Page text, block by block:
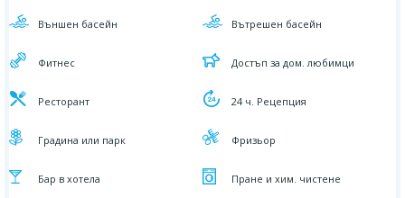
Външен басейн Вътрешен басейн
Фитнес Достъп за дом. любимци
Ресторант 24 ч. Рецепция
Градина или парк Фризьор
Бар в хотела Пране и хим. чистене